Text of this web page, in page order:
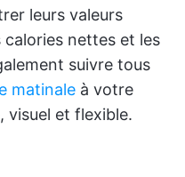
leurs valeurs
nettes et les
suivre tous
matinale à votre
visuel et flexible.